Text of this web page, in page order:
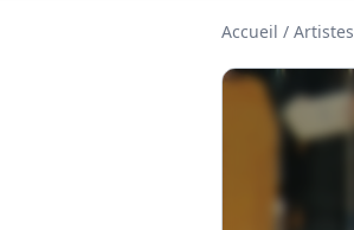
Accueil / Artistes